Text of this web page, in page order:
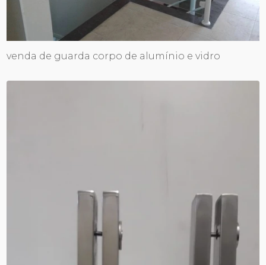
venda de guarda corpo de alumínio e vidro